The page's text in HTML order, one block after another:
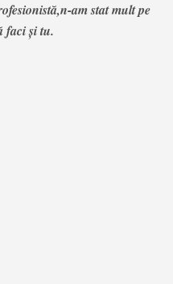
am stat mult pe
faci și tu.